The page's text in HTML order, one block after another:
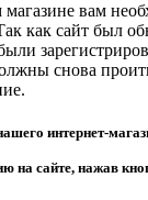
вам
как сайт был
снова
интернет-
на сайте, нажав